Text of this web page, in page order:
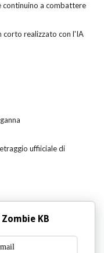
continuino a combattere
corto realizzato con l'IA
uffiiciale di
KB